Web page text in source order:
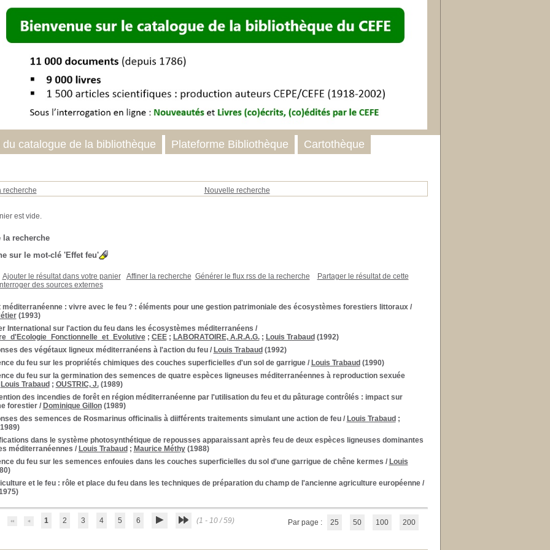
recherche Nouvelle recherche
la recherche
sur le mot-clé 'Effet feu'
Ajouter le résultat dans votre panier Affiner la recherche Générer le flux rss de la recherche
Partager le résultat de cette
Interroger des sources externes
méditerranéenne : vivre avec le feu ? : éléments pour une gestion patrimoniale des écosystèmes forestiers littoraux/
(1993)
International sur l'action du feu dans les écosystèmes méditerranéens /
; CEE; LABORATOIRE, A.R.A.G.; Louis Trabaud (1992)
des végétaux ligneux méditerranéens à l'action du feu/ Louis Trabaud (1992)
du feu sur les propriétés chimiques des couches superficielles d'un sol de garrigue/ Louis Trabaud (1990)
du feu sur la germination des semences de quatre espèces ligneuses méditerranéennes à reproduction sexuée
Louis Trabaud ; OUSTRIC, J.(1989)
des incendies de forêt en région méditerranéenne par l'utilisation du feu et du pâturage contrôlés : impact sur
forestier/ Dominique Gillon(1989)
des semences de Rosmarinus officinalis à diifférents traitements simulant une action de feu/ Louis Trabaud ;
dans le système photosynthétique de repousses apparaissant après feu de deux espèces ligneuses dominantes
méditerranéennes / Louis Trabaud ; Maurice Méthy(1988)
du feu sur les semences enfouies dans les couches superficielles du sol d'une garrigue de chêne kermes / Louis
et le feu : rôle et place du feu dans les techniques de préparation du champ de l'ancienne agriculture européenne/
1 2 3 4 5 6 (1 - 10 / 59) Par page : 25 50 100 200
du catalogue de la bibliothèque Plateforme Bibliothèque Cartothèque